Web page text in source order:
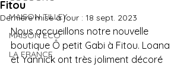
MAISON TILLEY
MAISON ECO
LA FRANCE
Fitou
Dernière mise à jour : 18 sept. 2023
Nous accueillons notre nouvelle
boutique Ô petit Gabi à Fitou. Loana
et Yannick ont ​​très joliment décoré